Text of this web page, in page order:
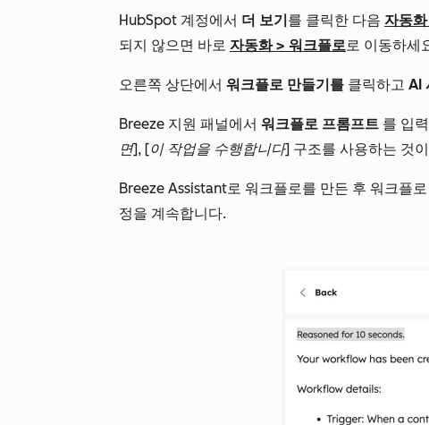
HubSpot 계정에서 더 보기를 클릭한 다음 자동화
되지 않으면 바로 자동화> 워크플로로 이동하세
오른쪽 상단에서 워크플로 만들기를 클릭하고 AI
Breeze 지원 패널에서 워크플로 프롬프트 를 입
면], [이 작업을 수행합니다] 구조를 사용하는 것
Breeze Assistant로 워크플로를 만든 후 워크플로
정을 계속합니다.